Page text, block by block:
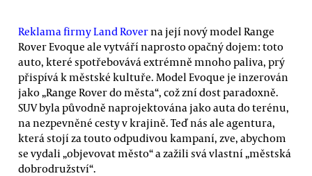
Reklama firmy Land Roverna její nový model Range
Rover Evoque ale vytváří naprosto opačný dojem: toto
auto, které spotřebovává extrémně mnoho paliva, prý
přispívá k městské kultuře. Model Evoque je inzerován
jako „Range Rover do města“, což zní dost paradoxně.
SUV byla původně naprojektována jako auta do terénu,
na nezpevněné cesty v krajině. Teď nás ale agentura,
která stojí za touto odpudivou kampaní, zve, abychom
se vydali „objevovat město“ a zažili svá vlastní „městská
dobrodružství“.